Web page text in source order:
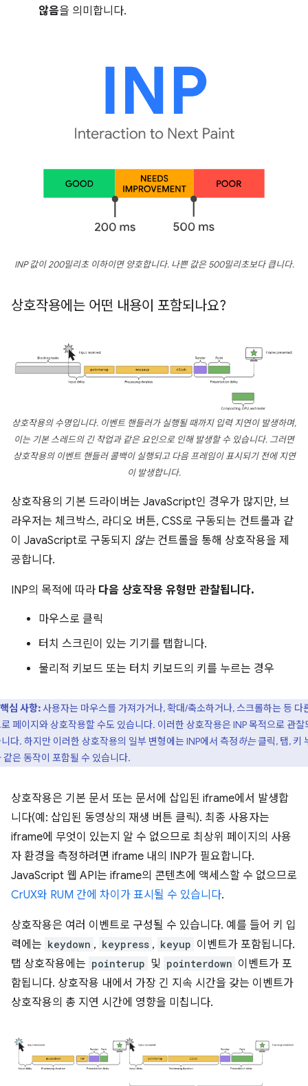
않음을 의미합니다.
INP 값이 200밀리초 이하이면 양호합니다. 나쁜 값은 500밀리초보다 큽니다.
상호작용에는 어떤 내용이 포함되나요?
상호작용의 수명입니다. 이벤트 핸들러가 실행될 때까지 입력 지연이 발생하며,
이는 기본 스레드의 긴 작업과 같은 요인으로 인해 발생할 수 있습니다. 그러면
상호작용의 이벤트 핸들러 콜백이 실행되고 다음 프레임이 표시되기 전에 지연
이 발생합니다.
상호작용의 기본 드라이버는 JavaScript인 경우가 많지만, 브
라우저는 체크박스, 라디오 버튼, CSS로 구동되는 컨트롤과 같
이 JavaScript로 구동되지 않는컨트롤을 통해 상호작용을 제
공합니다.
INP의 목적에 따라 다음 상호작용 유형만 관찰됩니다.
마우스로 클릭
터치 스크린이 있는 기기를 탭합니다.
물리적 키보드 또는 터치 키보드의 키를 누르는 경우
핵심 사항: 사용자는 마우스를 가져가거나, 확대/축소하거나, 스크롤하는 등 다
페이지와 상호작용할 수도 있습니다. 이러한 상호작용은 INP 목적으로 관찰
다. 하지만 이러한 상호작용의 일부 변형에는 INP에서 측정하는클릭, 탭, 키
같은 동작이 포함될 수 있습니다.
상호작용은 기본 문서 또는 문서에 삽입된 iframe에서 발생합
니다(예: 삽입된 동영상의 재생 버튼 클릭). 최종 사용자는
iframe에 무엇이 있는지 알 수 없으므로 최상위 페이지의 사용
자 환경을 측정하려면 iframe 내의 INP가 필요합니다.
JavaScript 웹 API는 iframe의 콘텐츠에 액세스할 수 없으므로
CrUX와 RUM 간에 차이가 표시될 수 있습니다.
상호작용은 여러 이벤트로 구성될 수 있습니다. 예를 들어 키 입
력에는 keydown , keypress , keyup 이벤트가 포함됩니다.
탭 상호작용에는 pointerup 및 pointerdown 이벤트가 포
함됩니다. 상호작용 내에서 가장 긴 지속 시간을 갖는 이벤트가
상호작용의 총 지연 시간에 영향을 미칩니다.